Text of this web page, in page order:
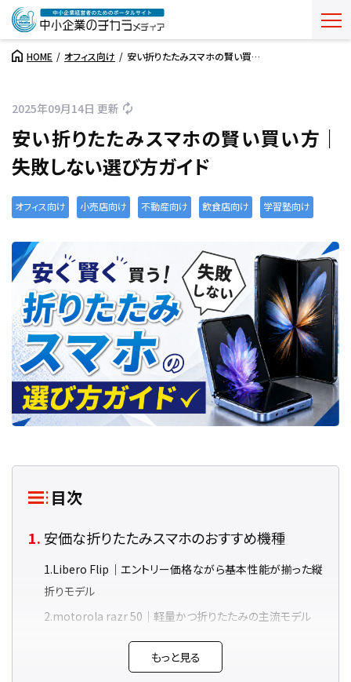
HOME オフィス向け 安い折りたたみスマホの賢い買…
2025年09月14日 更新
安い折りたたみスマホの賢い買い方｜
失敗しない選び方ガイド
オフィス向け 小売店向け 不動産向け 飲食店向け 学習塾向け
目次
安価な折りたたみスマホのおすすめ機種
Libero Flip｜エントリー価格ながら基本性能が揃った縦
折りモデル
motorola razr 50｜軽量かつ折りたたみの主流モデル
Vivo X Fold 5｜フラッグシップクオリティを抑えた価格で
もっと見る